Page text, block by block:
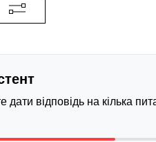
дати відповідь на кілька